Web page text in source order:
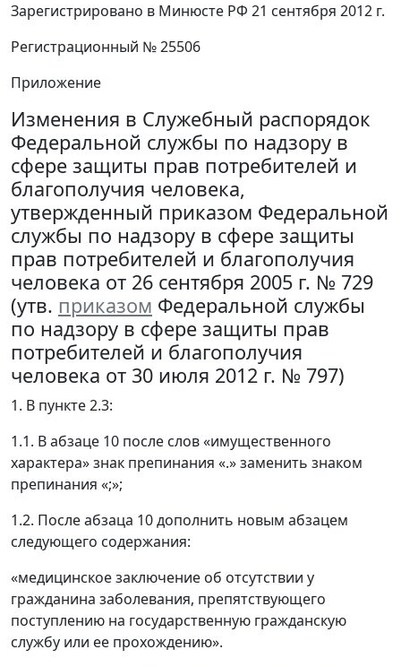
Зарегистрировано в Минюсте РФ 21 сентября 2012 г.
Регистрационный № 25506
Приложение
Изменения в Служебный распорядок
Федеральной службы по надзору в
сфере защиты прав потребителей и
благополучия человека,
утвержденный приказом Федеральной
службы по надзору в сфере защиты
прав потребителей и благополучия
человека от 26 сентября 2005 г. № 729
(утв. приказом Федеральной службы
по надзору в сфере защиты прав
потребителей и благополучия
человека от 30 июля 2012 г. № 797)
1. В пункте 2.3:
1.1. В абзаце 10 после слов «имущественного
характера» знак препинания «.» заменить знаком
препинания «;»;
1.2. После абзаца 10 дополнить новым абзацем
следующего содержания:
«медицинское заключение об отсутствии у
гражданина заболевания, препятствующего
поступлению на государственную гражданскую
службу или ее прохождению».